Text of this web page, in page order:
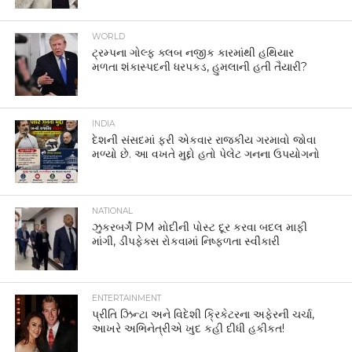
WORLD
ટ્રમ્પના ગોલ્ફ ક્લબ નજીક કારમાંથી હથિયાર
મળતા શંકાસ્પદની ધરપકડ, હુમલાની હતી તૈયારી?
INDIA
દેશની સંસદમાં ફરી એકવાર રાજકીય ગરમાવો જોવા
મળ્યો છે. આ વખતે મુદ્દો હતો પેલેટ ગનના ઉપયોગનો
NATIONAL
ઝુકરબર્ગે PM મોદીની પોસ્ટ દૂર કરવા બદલ માફી
માંગી, ડીપફેક્સ રોકવામાં નિષ્ફળતા સ્વીકારી
ENTERTAINMENT
પ્રીતિ ઝિન્ટા અને વિદેશી ક્રિકેટરના અફેરની ચર્ચા,
આખરે અભિનેત્રીએ ખુદ કહી દીધી હકીકત!